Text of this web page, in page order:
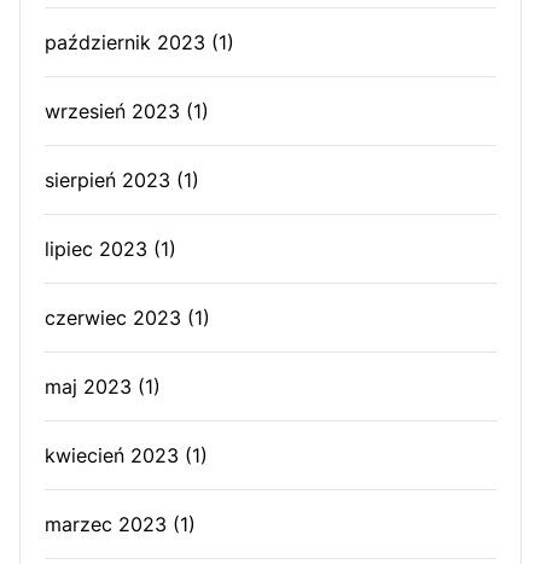
październik 2023 (1)
wrzesień 2023 (1)
sierpień 2023 (1)
lipiec 2023 (1)
czerwiec 2023 (1)
maj 2023 (1)
kwiecień 2023 (1)
marzec 2023 (1)